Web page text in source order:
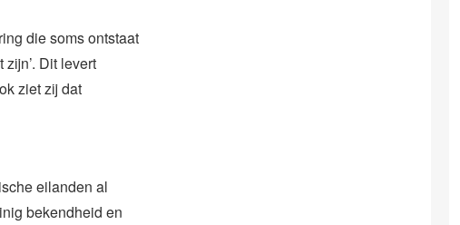
die soms ontstaat
Dit levert
ziet zij dat
eilanden al
bekendheid en